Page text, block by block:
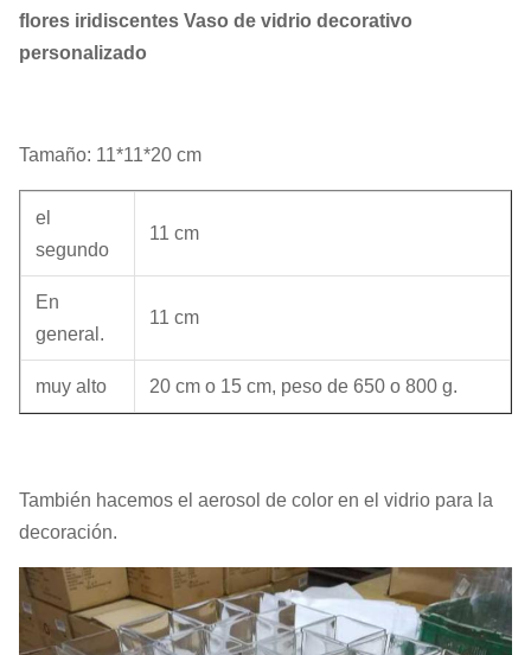
flores iridiscentes Vaso de vidrio decorativo
personalizado
Tamaño: 11*11*20 cm
el
segundo
11 cm
En
general.
11 cm
muy alto 20 cm o 15 cm, peso de 650 o 800 g.
También hacemos el aerosol de color en el vidrio para la
decoración.